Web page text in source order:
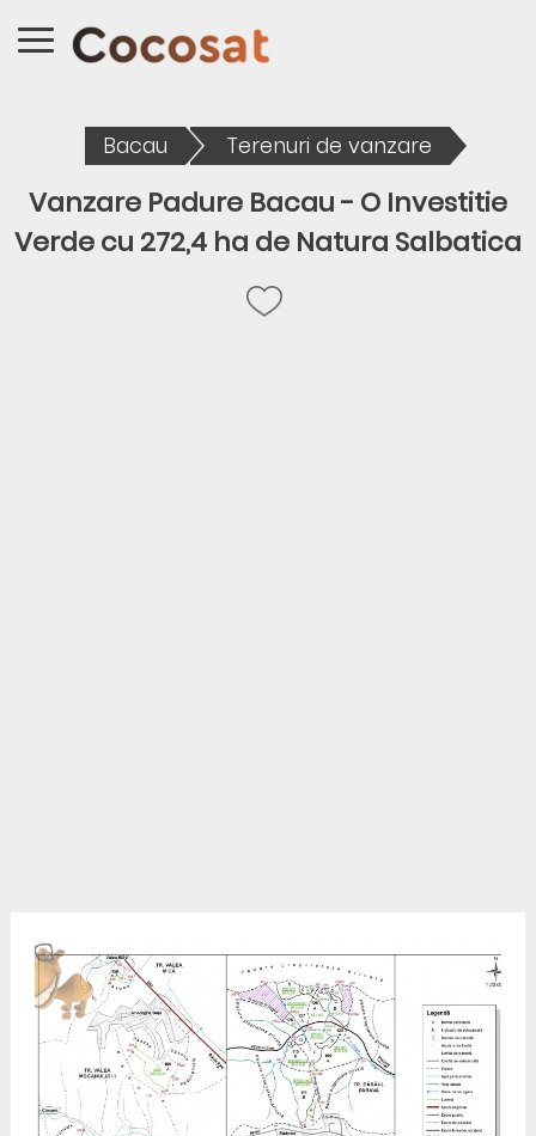
Bacau Terenuri de vanzare
Vanzare Padure Bacau - O Investitie
Verde cu 272,4 ha de Natura Salbatica